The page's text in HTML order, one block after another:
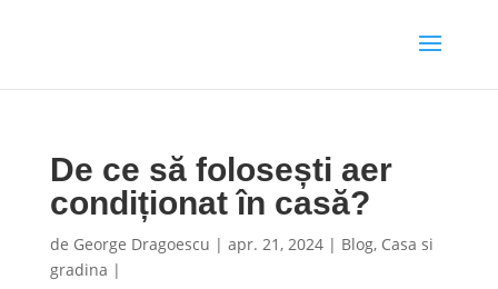
De ce să folosești aer
condiționat în casă?
de George Dragoescu | apr. 21, 2024| Blog, Casa si
gradina |